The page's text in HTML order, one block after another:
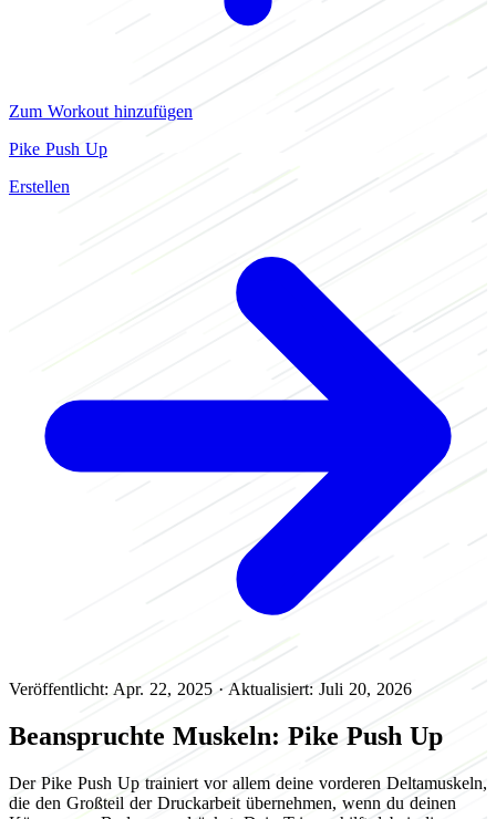
Zum Workout hinzufügen
Pike Push Up
Erstellen
Veröffentlicht: Apr. 22, 2025 · Aktualisiert: Juli 20, 2026
Beanspruchte Muskeln: Pike Push Up
Der Pike Push Up trainiert vor allem deine vorderen Deltamuskeln,
die den Großteil der Druckarbeit übernehmen, wenn du deinen